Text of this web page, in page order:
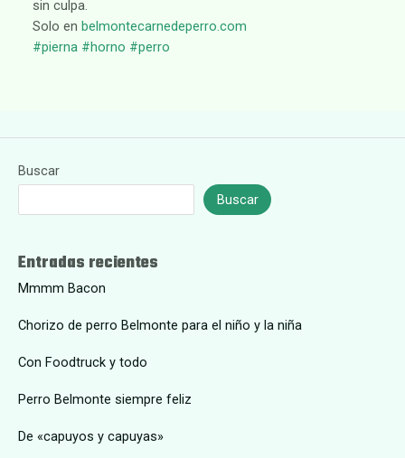
sin culpa.
Solo en belmontecarnedeperro.com
#pierna #horno #perro
Buscar
Buscar
Entradas recientes
Mmmm Bacon
Chorizo de perro Belmonte para el niño y la niña
Con Foodtruck y todo
Perro Belmonte siempre feliz
De «capuyos y capuyas»